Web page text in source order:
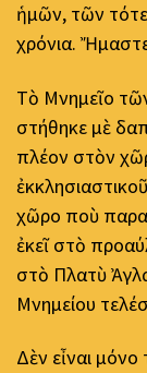
ἡμῶν, τῶν
χρόνια.
Τὸ Μνημεῖο
στήθηκε μὲ
πλέον στὸν
χῶρο ποὺ
ἐκεῖ στὸ
στὸ Πλατὺ
Μνημείου
Δὲν εἶναι